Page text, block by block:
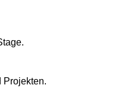
Projekten.